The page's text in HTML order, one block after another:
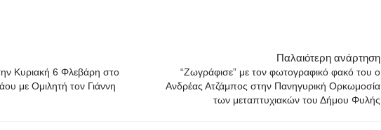
Κυριακή 6 Φλεβάρη στο
με Ομιλητή τον Γιάννη
Παλαιότερη ανάρτηση
“Ζωγράφισε” με τον φωτογραφικό φακό του ο
Ανδρέας Ατζάμπος στην Πανηγυρική Ορκωμοσία
των μεταπτυχιακών του Δήμου Φυλής